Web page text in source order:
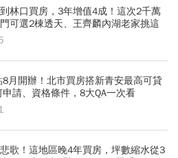
林口買房，3年增值4成！這次2千萬
可選2棟透天、王齊麟內湖老家挑這
月開辦！北市買房搭新青安最高可貸
請、資格條件，8大QA一次看
歌！這地區晚4年買房，坪數縮水從3